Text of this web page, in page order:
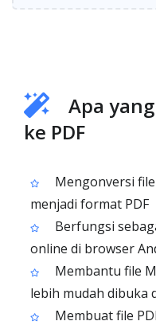
Apa
ke PDF
Mengonversi
menjadi format PDF
Berfungsi
online di browser
Membantu file
lebih mudah dibuka
Membuat file